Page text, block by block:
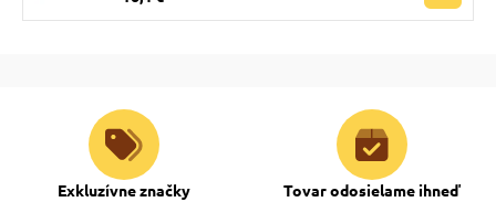
Exkluzívne značky Tovar odosielame ihneď